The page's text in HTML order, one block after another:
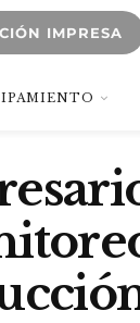
IMPRESA